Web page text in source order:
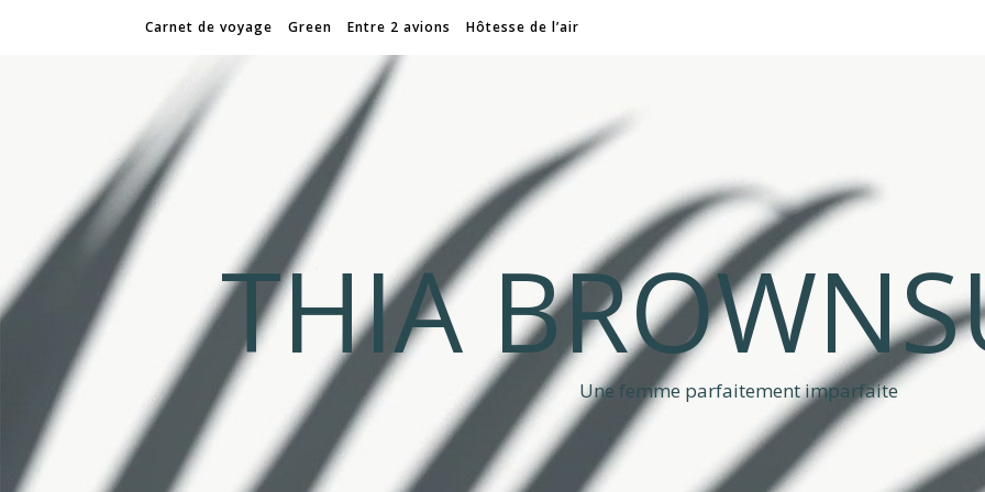
Carnet de voyage Green Entre 2 avions Hôtesse de l’air
THIA
Une femme parfaitement imparfaite